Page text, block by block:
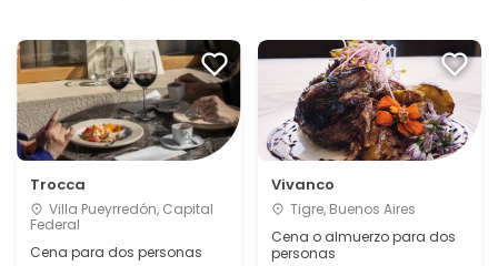
Trocca
Villa Pueyrredón, Capital
Federal
Cena para dos personas
Vivanco
Tigre, Buenos Aires
Cena o almuerzo para dos
personas